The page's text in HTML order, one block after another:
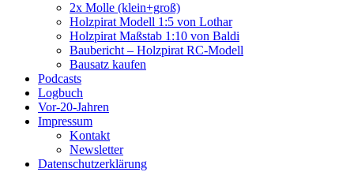
2x Molle (klein+groß)
Holzpirat Modell 1:5 von Lothar
Holzpirat Maßstab 1:10 von Baldi
Baubericht – Holzpirat RC-Modell
Bausatz kaufen
Podcasts
Logbuch
Vor-20-Jahren
Impressum
Kontakt
Newsletter
Datenschutzerklärung